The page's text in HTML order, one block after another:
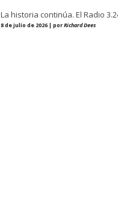
La historia continúa. El Radio
8 de julio de 2026 | porRichard Dees